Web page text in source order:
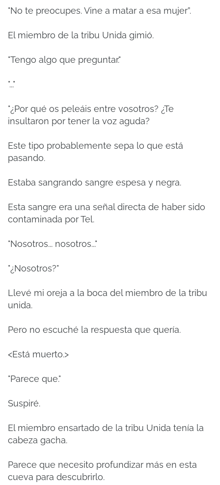
"No te preocupes. Vine a matar a esa mujer”.
El miembro de la tribu Unida gimió.
"Tengo algo que preguntar."
"..."
"¿Por qué os peleáis entre vosotros? ¿Te
insultaron por tener la voz aguda?
Este tipo probablemente sepa lo que está
pasando.
Estaba sangrando sangre espesa y negra.
Esta sangre era una señal directa de haber sido
contaminada por Tel.
"Nosotros... nosotros..."
"¿Nosotros?"
Llevé mi oreja a la boca del miembro de la tribu
unida.
Pero no escuché la respuesta que quería.
<Está muerto.>
"Parece que."
Suspiré.
El miembro ensartado de la tribu Unida tenía la
cabeza gacha.
Parece que necesito profundizar más en esta
cueva para descubrirlo.